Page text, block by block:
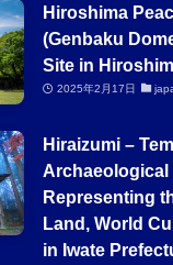
Hiroshima
(Genbaku
Site in
2025年2月17日
Hiraizumi –
Archaeological
Representing
Land, World
in Iwate